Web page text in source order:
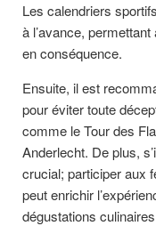
Les calendriers
à l’avance,
en conséquence.
Ensuite, il est
pour éviter toute
comme le Tour des
Anderlecht. De plus,
crucial; participer aux
peut enrichir
dégustations